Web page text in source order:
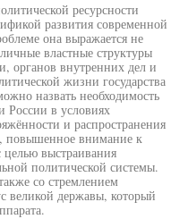
ресурсности
развития современной
она выражается не
властные структуры
органов внутренних дел и
жизни государства
назвать необходимость
России в условиях
и распространения
повышенное внимание к
целью выстраивания
политической системы.
со стремлением
великой державы, который